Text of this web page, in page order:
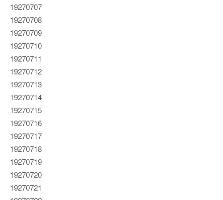
19270707
19270708
19270709
19270710
19270711
19270712
19270713
19270714
19270715
19270716
19270717
19270718
19270719
19270720
19270721